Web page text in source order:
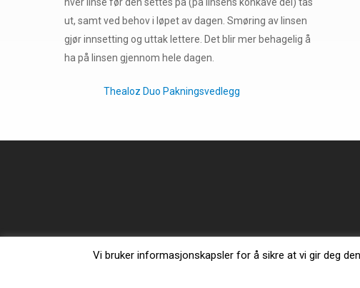
hver linse før den settes på (på linsens konkave del) tas
ut, samt ved behov i løpet av dagen. Smøring av linsen
gjør innsetting og uttak lettere. Det blir mer behagelig å
ha på linsen gjennom hele dagen.
Thealoz Duo Pakningsvedlegg
Vi bruker informasjonskapsler for å sikre at vi gir deg